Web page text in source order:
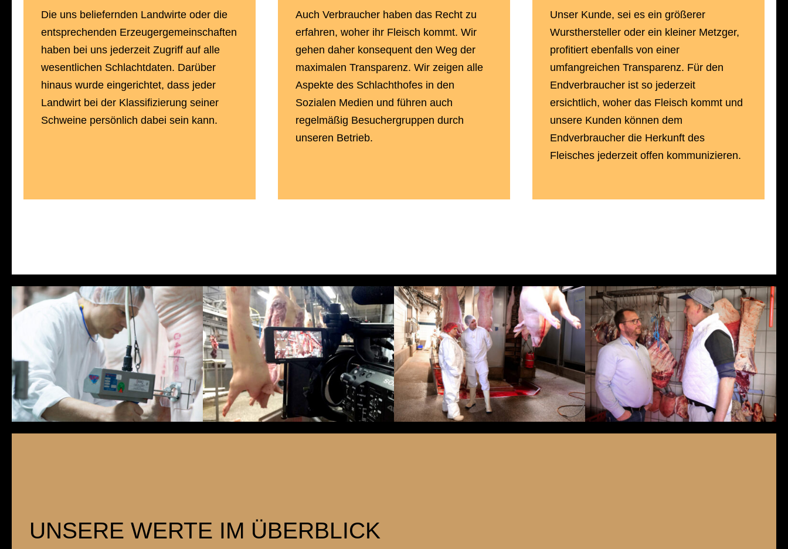
Die uns beliefernden Landwirte oder die
entsprechenden Erzeugergemeinschaften
haben bei uns jederzeit Zugriff auf alle
wesentlichen Schlachtdaten. Darüber
hinaus wurde eingerichtet, dass jeder
Landwirt bei der Klassifizierung seiner
Schweine persönlich dabei sein kann.
Auch Verbraucher haben das Recht zu
erfahren, woher ihr Fleisch kommt. Wir
gehen daher konsequent den Weg der
maximalen Transparenz. Wir zeigen alle
Aspekte des Schlachthofes in den
Sozialen Medien und führen auch
regelmäßig Besuchergruppen durch
unseren Betrieb.
Unser Kunde, sei es ein größerer
Wursthersteller oder ein kleiner Metzger,
profitiert ebenfalls von einer
umfangreichen Transparenz. Für den
Endverbraucher ist so jederzeit
ersichtlich, woher das Fleisch kommt und
unsere Kunden können dem
Endverbraucher die Herkunft des
Fleisches jederzeit offen kommunizieren.
UNSERE WERTE IM ÜBERBLICK